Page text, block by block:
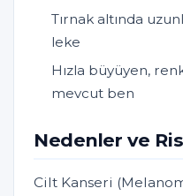
Tırnak altında
leke
Hızla büyüyen,
mevcut ben
Nedenler ve
Cilt Kanseri